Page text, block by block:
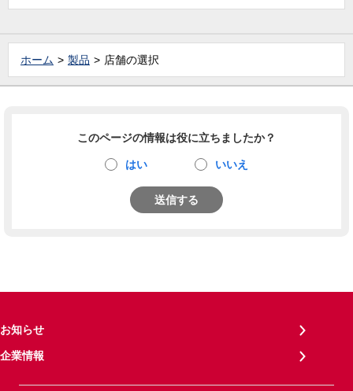
ホーム 製品 店舗の選択
このページの情報は役に立ちましたか？
はい いいえ
送信する
お知らせ
企業情報